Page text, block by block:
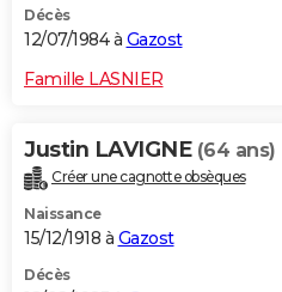
Décès
12/07/1984 à Gazost
Famille LASNIER
Justin LAVIGNE (64 ans)
Créer une cagnotte obsèques
Naissance
15/12/1918 à Gazost
Décès